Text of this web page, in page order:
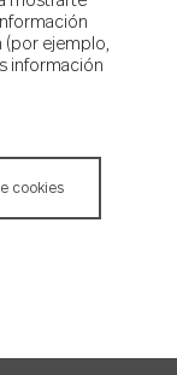
(por ejemplo,
información
cookies